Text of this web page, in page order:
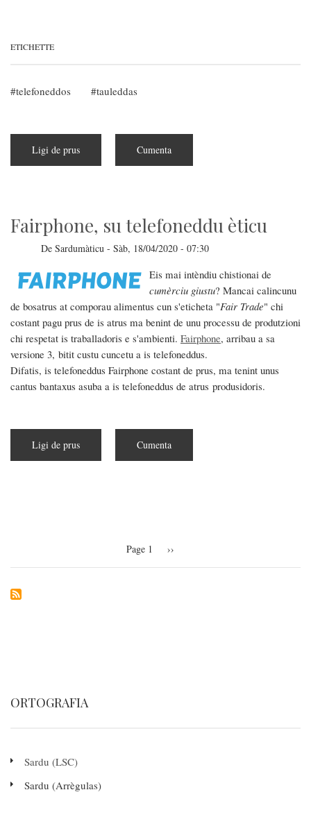
ETICHETTE
telefoneddos tauleddas
Ligi de prus
de
Cumenta
Fairphone, su telefoneddu èticu
De Sardumàticu - Sàb, 18/04/2020 - 07:30
Eis mai intèndiu chistionai de
cumèrciu giustu? Mancai calincunu
de bosatrus at comporau alimentus cun s'eticheta "Fair Trade" chi
costant pagu prus de is atrus ma benint de unu processu de produtzioni
chi respetat is traballadoris e s'ambienti. Fairphone, arribau a sa
versione 3, bitit custu cuncetu a is telefoneddus.
Difatis, is telefoneddus Fairphone costant de prus, ma tenint unus
cantus bantaxus asuba a is telefoneddus de atrus produsidoris.
Ligi de prus
de
Cumenta
Page 1 Next
››
ORTOGRAFIA
Sardu (LSC)
Sardu (Arrègulas)